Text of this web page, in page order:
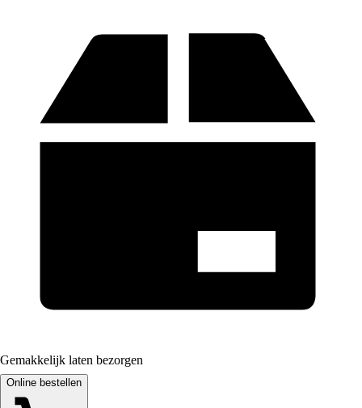
Gemakkelijk laten bezorgen
Online bestellen